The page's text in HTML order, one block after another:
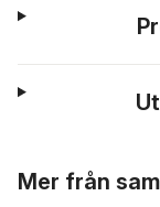
Mer från